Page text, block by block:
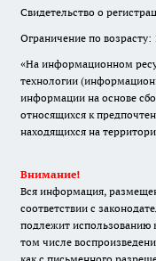
Свидетельство о
Ограничение по возрасту:
«На информационном
технологии
информации на основе
относящихся к
находящихся на
Внимание!
Вся информация,
соответствии с
подлежит использованию
том числе